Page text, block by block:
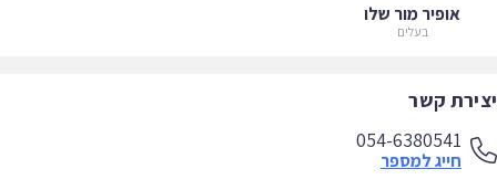
אופיר מור שלו
בעלים
קשר
054-6380541
חייג למספר